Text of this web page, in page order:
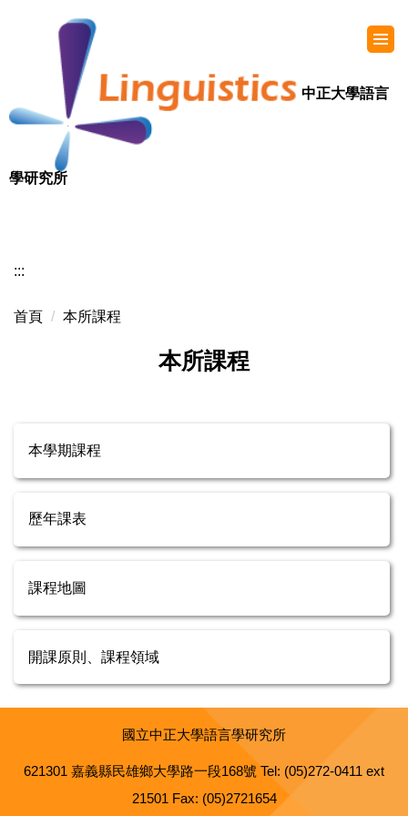
中正大學語言
學研究所
:::
首頁 本所課程
本所課程
本學期課程
歷年課表
課程地圖
開課原則、課程領域
國立中正大學語言學研究所
621301 嘉義縣民雄鄉大學路一段168號 Tel: (05)272-0411 ext
21501 Fax: (05)2721654